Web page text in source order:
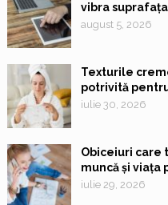
vibra
august 5, 2026
Texturile
potrivită
iulie 30, 2026
Obiceiuri
muncă și viața
iulie 29, 2026